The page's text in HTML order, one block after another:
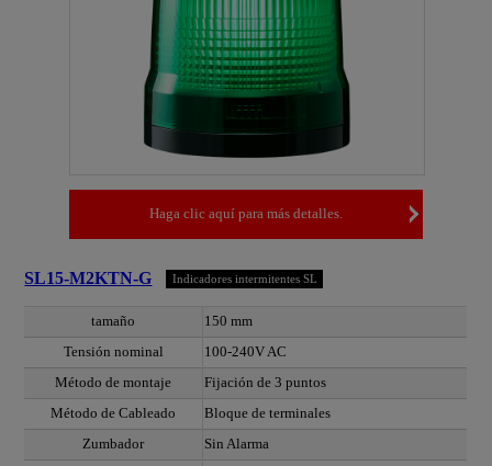
Haga clic aquí para más detalles.
SL15-M2KTN-G Indicadores intermitentes SL
tamaño
150 mm
Tensión nominal
100-240V AC
Método de montaje
Fijación de 3 puntos
Método de Cableado
Bloque de terminales
Zumbador
Sin Alarma